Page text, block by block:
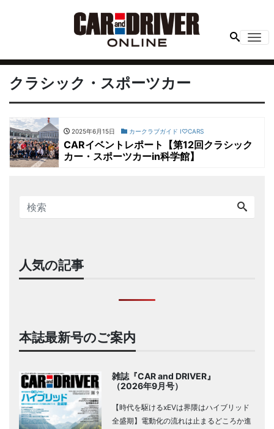
クラシック・スポーツカー
2025年6月15日 カークラブガイド I♡CARS
CARイベントレポート【第12回クラシック
カー・スポーツカーin科学館】
人気の記事
本誌最新号のご案内
雑誌『CAR and DRIVER』
（2026年9月号）
【時代を駆けるxEVは界隈はハイブリッド
全盛期】電動化の流れは止まるどころか進